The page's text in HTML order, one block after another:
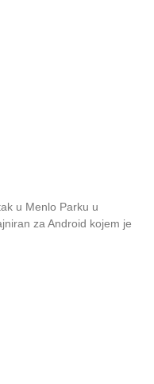
u Menlo Parku u
za Android kojem je